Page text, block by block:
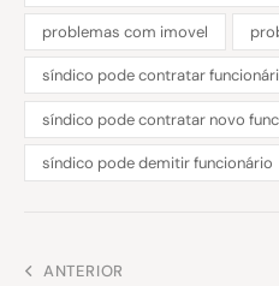
problemas com imovel
síndico pode contratar
síndico pode contratar novo
síndico pode demitir funcionário
ANTERIOR